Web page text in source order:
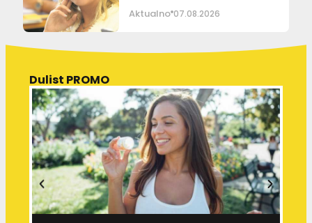
Aktualno 07.08.2026
Dulist PROMO